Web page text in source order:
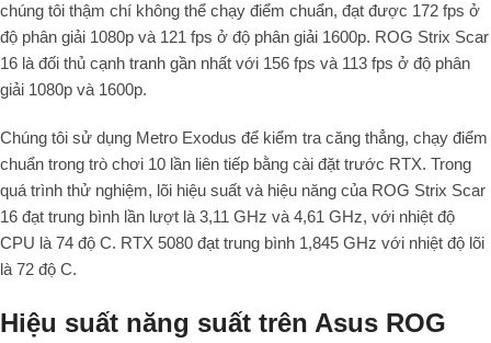
chúng tôi thậm chí không thể chạy điểm chuẩn, đạt được 172 fps ở
độ phân giải 1080p và 121 fps ở độ phân giải 1600p. ROG Strix Scar
16 là đối thủ cạnh tranh gần nhất với 156 fps và 113 fps ở độ phân
giải 1080p và 1600p.
Chúng tôi sử dụng Metro Exodus để kiểm tra căng thẳng, chạy điểm
chuẩn trong trò chơi 10 lần liên tiếp bằng cài đặt trước RTX. Trong
quá trình thử nghiệm, lõi hiệu suất và hiệu năng của ROG Strix Scar
16 đạt trung bình lần lượt là 3,11 GHz và 4,61 GHz, với nhiệt độ
CPU là 74 độ C. RTX 5080 đạt trung bình 1,845 GHz với nhiệt độ lõi
là 72 độ C.
Hiệu suất năng suất trên Asus ROG